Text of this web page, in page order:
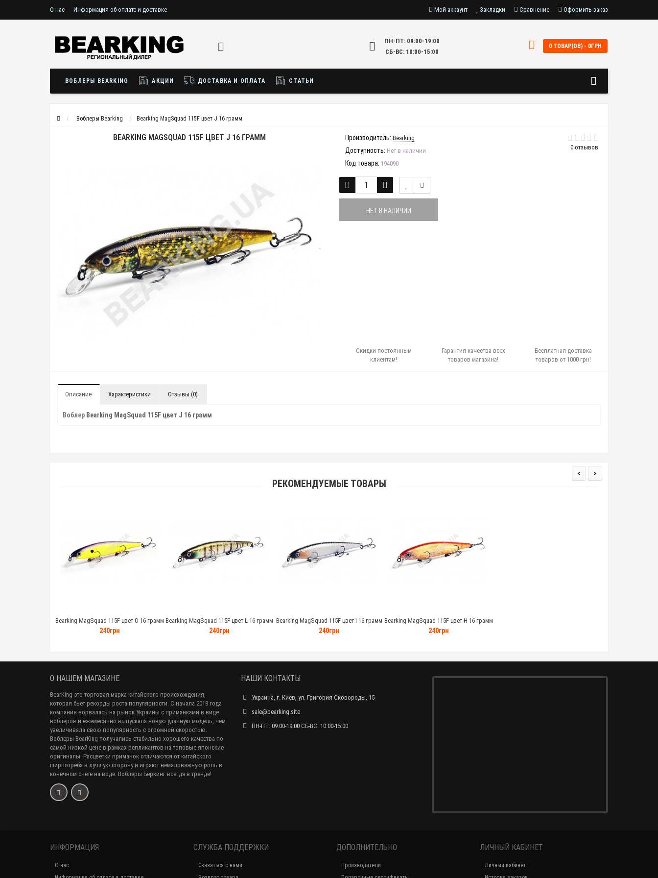
О нас Информация об оплате и доставке Мой аккаунт Закладки Сравнение Оформить заказ
ПН-ПТ: 09:00-19:00
СБ-ВС: 10:00-15:00
0 ТОВАР(ОВ) - 0ГРН
ВОБЛЕРЫ BEARKING АКЦИИ ДОСТАВКА И ОПЛАТА СТАТЬИ
Воблеры Bearking Bearking MagSquad 115F цвет J 16 грамм
BEARKING MAGSQUAD 115F ЦВЕТ J 16 ГРАММ
0 отзывов
Производитель: Bearking
Доступность: Нет в наличии
Код товара: 194090
НЕТ В НАЛИЧИИ
Скидки постоянным
клиентам!
Гарантия качества всех
товаров магазина!
Бесплатная доставка
товаров от 1000 грн!
Описание Характеристики Отзывы (0)
Воблер Bearking MagSquad 115F цвет J 16 грамм
РЕКОМЕНДУЕМЫЕ ТОВАРЫ
Bearking MagSquad 115F цвет O 16 грамм
240грн
Bearking MagSquad 115F цвет L 16 грамм
240грн
Bearking MagSquad 115F цвет I 16 грамм
240грн
Bearking MagSquad 115F цвет H 16 грамм
240грн
< >
О НАШЕМ МАГАЗИНЕ
BearKing это торговая марка китайского происхождения,
которая бьет рекорды роста популярности. С начала 2018 года
компания ворвалась на рынок Украины с приманками в виде
воблеров и ежемесячно выпускала новую удачную модель, чем
увеличивала свою популярность с огромной скоростью.
Воблеры BearKing получались стабильно хорошего качества по
самой низкой цене в рамках репликантов на топовые японские
оригиналы. Расцветки приманок отличаются от китайского
ширпотреба в лучшую сторону и играют немаловажную роль в
конечном счете на воде. Воблеры Беркинг всегда в тренде!
НАШИ КОНТАКТЫ
Украина, г. Киев, ул. Григория Сковороды, 15
sale@bearking.site
ПН-ПТ: 09:00-19:00 СБ-ВС: 10:00-15:00
ИНФОРМАЦИЯ
О нас
СЛУЖБА ПОДДЕРЖКИ
Связаться с нами
ДОПОЛНИТЕЛЬНО
Производители
ЛИЧНЫЙ КАБИНЕТ
Личный кабинет